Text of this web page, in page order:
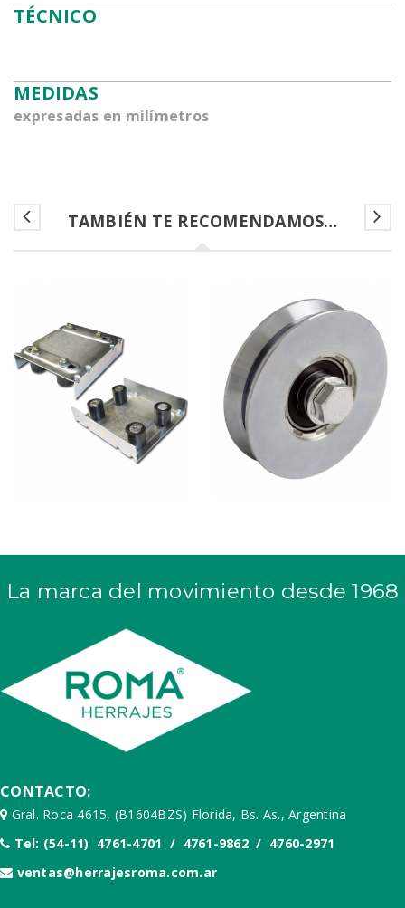
TÉCNICO
MEDIDAS
expresadas en milímetros
TAMBIÉN TE RECOMENDAMOS…
La marca del movimiento desde 1968
CONTACTO:
Gral. Roca 4615, (B1604BZS) Florida, Bs. As., Argentina
Tel: (54-11) 4761-4701 / 4761-9862 / 4760-2971
ventas@herrajesroma.com.ar